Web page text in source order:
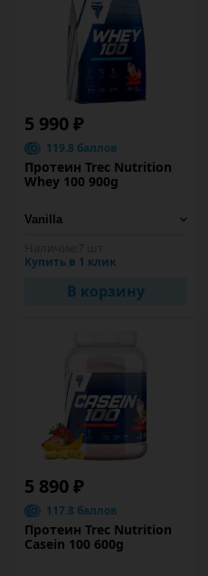
5 990 ₽
119.8 баллов
Протеин Trec Nutrition
Whey 100 900g
Купить в 1 клик
В корзину
5 890 ₽
117.8 баллов
Протеин Trec Nutrition
Casein 100 600g